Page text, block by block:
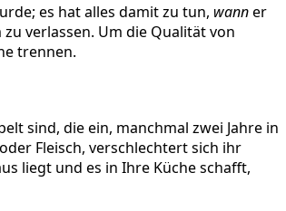
es hat alles damit zu tun, wanner
verlassen. Um die Qualität von
trennen.
sind, die ein, manchmal zwei Jahre in
Fleisch, verschlechtert sich ihr
liegt und es in Ihre Küche schafft,